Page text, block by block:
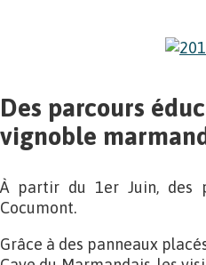
Des parcours
vignoble
À partir du 1er Juin, des
Cocumont.
Grâce à des panneaux